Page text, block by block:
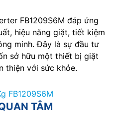
FB1209S6M đáp ứng
hiệu năng giặt, tiết kiệm
minh. Đây là sự đầu tư
sở hữu một thiết bị giặt
thiện với sức khỏe.
FB1209S6M
TÂM